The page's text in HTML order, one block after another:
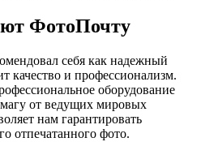
ФотоПочту
себя как надежный
качество и профессионализм.
оборудование
от ведущих мировых
нам гарантировать
отпечатанного фото.